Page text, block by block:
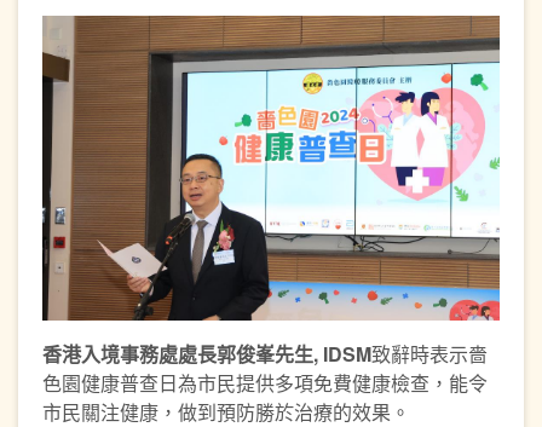
香港入境事務處處長郭俊峯先生, IDSM致辭時表示嗇
色園健康普查日為市民提供多項免費健康檢查，能令
市民關注健康，做到預防勝於治療的效果。